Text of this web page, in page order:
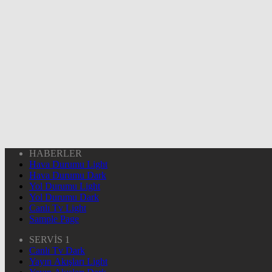
HABERLER
Hava Durumu Light
Hava Durumu Dark
Yol Durumu Light
Yol Durumu Dark
Canlı Tv Light
Sample Page
SERVİS 1
Canlı Tv Dark
Yayın Akışları Light